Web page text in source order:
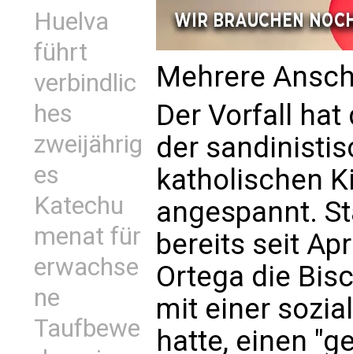
Huelva
führt
verbindlic
hes
zweijährig
es
Katechu
menat für
erwachse
ne
Taufbewe
Mehrere
Der Vorfall
der
katholischen
angespannt.
bereits seit
Ortega die
mit einer
hatte, einen